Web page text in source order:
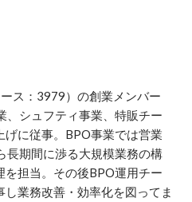
ス：3979）の創業メンバー
、シュフティ事業、特販チー
げに従事。BPO事業では営業
長期間に渉る大規模業務の構
を担当。その後BPO運用チー
し業務改善・効率化を図ってま